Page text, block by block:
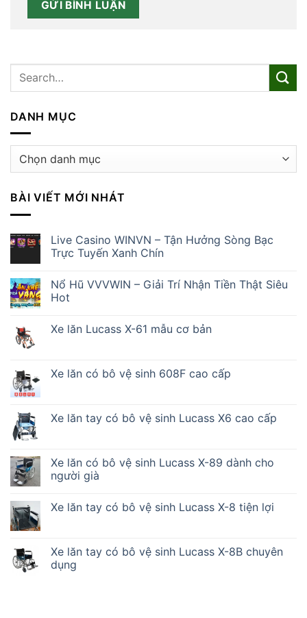
DANH MỤC
Danh
BÀI VIẾT MỚI NHÁT
Live Casino WINVN – Tận Hưởng Sòng Bạc
Trực Tuyến Xanh Chín
Nổ Hũ VVVWIN – Giải Trí Nhận Tiền Thật Siêu
Hot
Xe lăn Lucass X-61 mẫu cơ bản
Xe lăn có bô vệ sinh 608F cao cấp
Xe lăn tay có bô vệ sinh Lucass X6 cao cấp
Xe lăn có bô vệ sinh Lucass X-89 dành cho
người già
Xe lăn tay có bô vệ sinh Lucass X-8 tiện lợi
Xe lăn tay có bô vệ sinh Lucass X-8B chuyên
dụng